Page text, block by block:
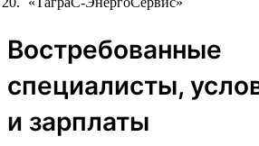
Востребованные
специалисты,
и зарплаты